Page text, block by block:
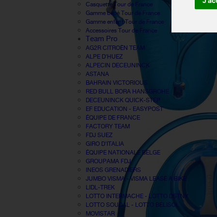
Casquette Tour de France
Gamme bébé Tour de France
Gamme enfant Tour de France
Accessoires Tour de France
Team Pro
AG2R CITROËN TEAM
ALPE D'HUEZ
ALPECIN DECEUNINCK
ASTANA
BAHRAIN VICTORIOUS
RED BULL BORA HANSGROHE
DECEUNINCK QUICK-STEP
EF EDUCATION - EASYPOST
ÉQUIPE DE FRANCE
FACTORY TEAM
FDJ SUEZ
GIRO D'ITALIA
ÉQUIPE NATIONALE BELGE
GROUPAMA FDJ
INEOS GRENADIERS
JUMBO VISMA - VISMA LEASE A BIKE
LIDL-TREK
LOTTO INTERMACHE - LOTTO DSTNY
LOTTO SOUDAL - LOTTO BELISOL
MOVISTAR